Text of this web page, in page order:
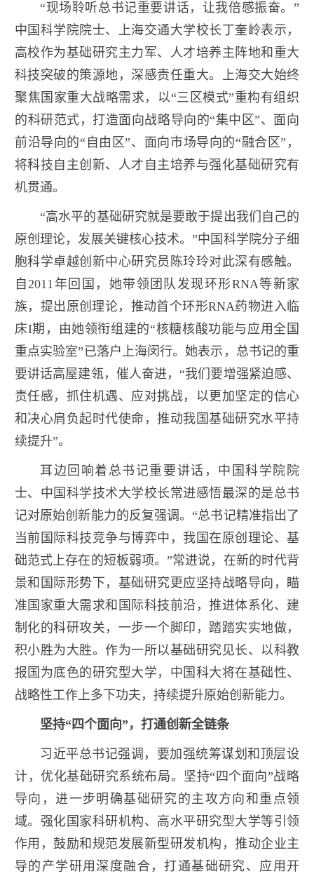
“现场聆听总书记重要讲话，让我倍感振奋。”
中国科学院院士、上海交通大学校长丁奎岭表示，
高校作为基础研究主力军、人才培养主阵地和重大
科技突破的策源地，深感责任重大。上海交大始终
聚焦国家重大战略需求，以“三区模式”重构有组织
的科研范式，打造面向战略导向的“集中区”、面向
前沿导向的“自由区”、面向市场导向的“融合区”，
将科技自主创新、人才自主培养与强化基础研究有
机贯通。
“高水平的基础研究就是要敢于提出我们自己的
原创理论，发展关键核心技术。”中国科学院分子细
胞科学卓越创新中心研究员陈玲玲对此深有感触。
自2011年回国，她带领团队发现环形RNA等新家
族，提出原创理论，推动首个环形RNA药物进入临
床I期，由她领衔组建的“核糖核酸功能与应用全国
重点实验室”已落户上海闵行。她表示，总书记的重
要讲话高屋建瓴，催人奋进，“我们要增强紧迫感、
责任感，抓住机遇、应对挑战，以更加坚定的信心
和决心肩负起时代使命，推动我国基础研究水平持
续提升”。
耳边回响着总书记重要讲话，中国科学院院
士、中国科学技术大学校长常进感悟最深的是总书
记对原始创新能力的反复强调。“总书记精准指出了
当前国际科技竞争与博弈中，我国在原创理论、基
础范式上存在的短板弱项。”常进说，在新的时代背
景和国际形势下，基础研究更应坚持战略导向，瞄
准国家重大需求和国际科技前沿，推进体系化、建
制化的科研攻关，一步一个脚印，踏踏实实地做，
积小胜为大胜。作为一所以基础研究见长、以科教
报国为底色的研究型大学，中国科大将在基础性、
战略性工作上多下功夫，持续提升原始创新能力。
坚持“四个面向”，打通创新全链条
习近平总书记强调，要加强统筹谋划和顶层设
计，优化基础研究系统布局。坚持“四个面向”战略
导向，进一步明确基础研究的主攻方向和重点领
域。强化国家科研机构、高水平研究型大学等引领
作用，鼓励和规范发展新型研发机构，推动企业主
导的产学研用深度融合，打通基础研究、应用开